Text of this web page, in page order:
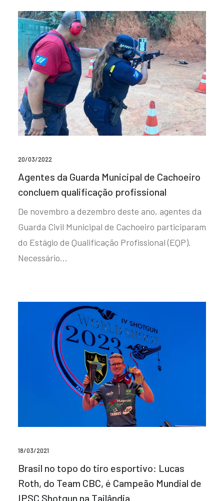
20/03/2022
Agentes da Guarda Municipal de Cachoeiro
concluem qualificação profissional
De novembro a dezembro deste ano, agentes da
Guarda Civil Municipal de Cachoeiro participaram
do Estágio de Qualificação Profissional (EQP).
Necessário…
18/03/2021
Brasil no topo do tiro esportivo: Lucas
Roth, do Team CBC, é Campeão Mundial de
IPSC Shotgun na Tailândia